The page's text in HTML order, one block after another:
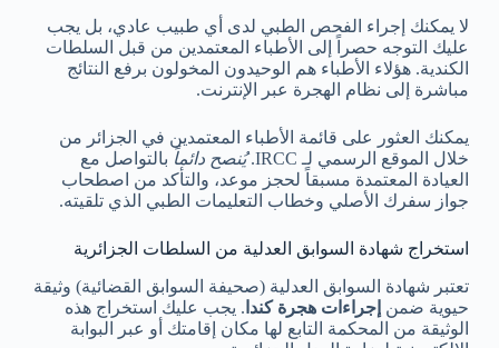
لا يمكنك إجراء الفحص الطبي لدى أي طبيب عادي، بل يجب
عليك التوجه حصراً إلى الأطباء المعتمدين من قبل السلطات
الكندية. هؤلاء الأطباء هم الوحيدون المخولون برفع النتائج
مباشرة إلى نظام الهجرة عبر الإنترنت.
يمكنك العثور على قائمة الأطباء المعتمدين في الجزائر من
خلال الموقع الرسمي لـ IRCC.
يُنصح دائماً بالتواصل مع
العيادة المعتمدة مسبقاً لحجز موعد، والتأكد من اصطحاب
جواز سفرك الأصلي وخطاب التعليمات الطبي الذي تلقيته.
استخراج شهادة السوابق العدلية من السلطات الجزائرية
تعتبر شهادة السوابق العدلية (صحيفة السوابق القضائية) وثيقة
حيوية ضمن إجراءات هجرة كندا . يجب عليك استخراج هذه
الوثيقة من المحكمة التابع لها مكان إقامتك أو عبر البوابة